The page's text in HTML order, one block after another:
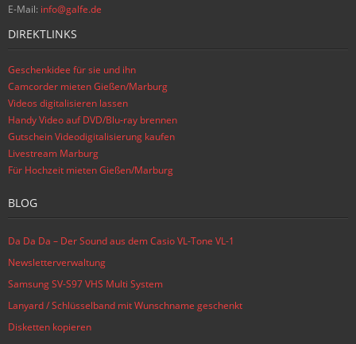
E-Mail: info@galfe.de
DIREKTLINKS
Geschenkidee für sie und ihn
Camcorder mieten Gießen/Marburg
Videos digitalisieren lassen
Handy Video auf DVD/Blu-ray brennen
Gutschein Videodigitalisierung kaufen
Livestream Marburg
Für Hochzeit mieten Gießen/Marburg
BLOG
Da Da Da – Der Sound aus dem Casio VL-Tone VL-1
Newsletterverwaltung
Samsung SV-S97 VHS Multi System
Lanyard / Schlüsselband mit Wunschname geschenkt
Disketten kopieren